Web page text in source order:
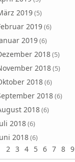
2019(5)
2019(6)
2019(6)
2018(5)
2018(5)
2018(6)
2018(6)
2018(6)
2018(6)
2018(6)
2 3 4 5 6 7 8 9